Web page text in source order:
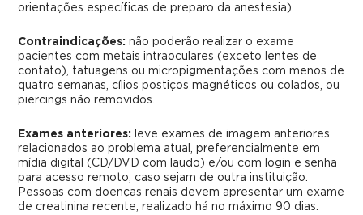
orientações específicas de preparo da anestesia).
Contraindicações:não poderão realizar o exame
pacientes com metais intraoculares (exceto lentes de
contato), tatuagens ou micropigmentações com menos de
quatro semanas, cílios postiços magnéticos ou colados, ou
piercings não removidos.
Exames anteriores:
leve exames de imagem anteriores
relacionados ao problema atual, preferencialmente em
mídia digital (CD/DVD com laudo) e/ou com login e senha
para acesso remoto, caso sejam de outra instituição.
Pessoas com doenças renais devem apresentar um exame
de creatinina recente, realizado há no máximo 90 dias.